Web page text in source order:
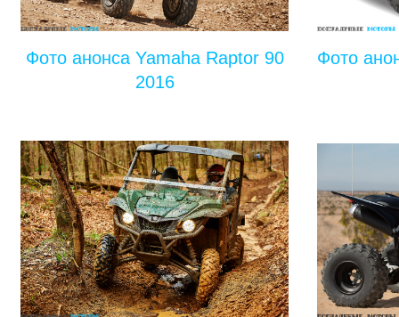
Фото анонса Yamaha Raptor 90
2016
Фото